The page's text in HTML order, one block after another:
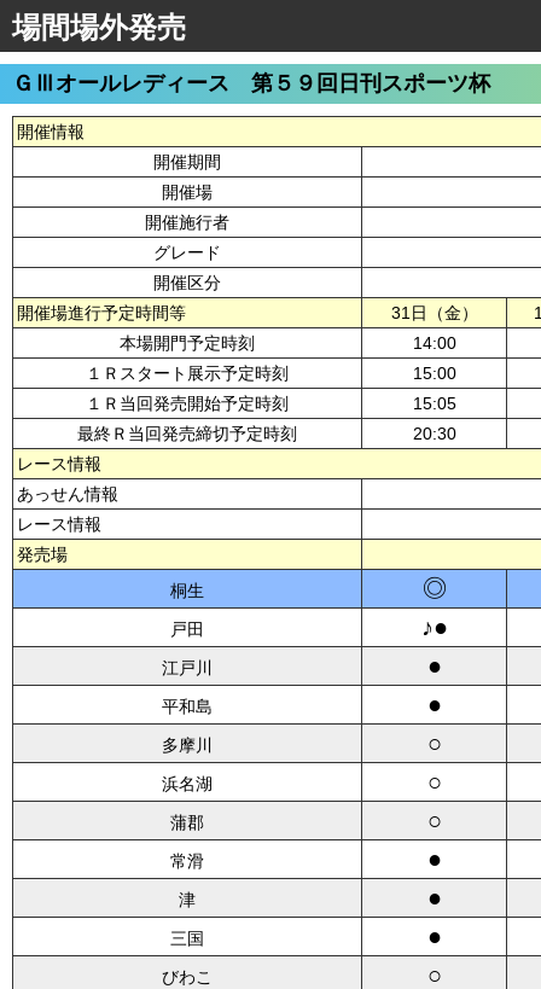
場間場外発売
ＧⅢオールレディース 第５９回日刊スポーツ杯
開催情報
開催期間
開催場
開催施行者
グレード
開催区分
開催場進行予定時間等
31日（金）
本場開門予定時刻
14:00
１Ｒスタート展示予定時刻
15:00
１Ｒ当回発売開始予定時刻
15:05
最終Ｒ当回発売締切予定時刻
20:30
レース情報
あっせん情報
レース情報
発売場
桐生
◎
戸田 ♪●
江戸川 ●
平和島 ●
多摩川 ○
浜名湖 ○
蒲郡 ○
常滑 ●
津 ●
三国 ●
びわこ ○